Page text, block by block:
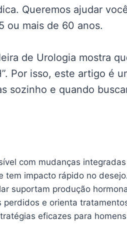
Queremos ajudar
ou mais de 60 anos.
de Urologia mostra
Por isso, este artigo é
sozinho e quando
com mudanças
tem impacto rápido no
suportam produção
e orienta
eficazes para